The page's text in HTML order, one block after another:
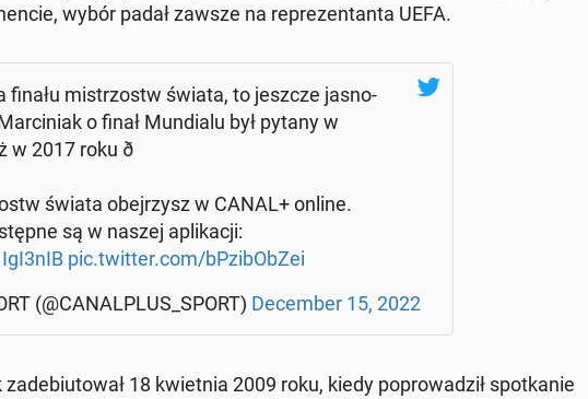
wybór padał zawsze na re­pre­zen­tan­ta UEFA.
finału mi­strzostw świata, to jeszcze ja­sno­
o finał Mun­dia­lu był pytany w
2017 roku ð
świata obej­rzysz w CANAL+ online.
są w naszej apli­ka­cji:
pic.twitter.com/bPzi­bOb­Zei
(@CA­NAL­PLUS_SPORT) De­cem­ber 15, 2022
18 kwiet­nia 2009 roku, kiedy po­pro­wa­dził spo­tka­nie